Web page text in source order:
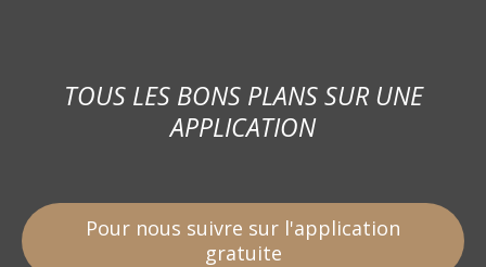
TOUS LES BONS PLANS SUR UNE
APPLICATION
Pour nous suivre sur l'application
gratuite